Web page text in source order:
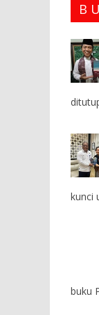
B
kunci
buku